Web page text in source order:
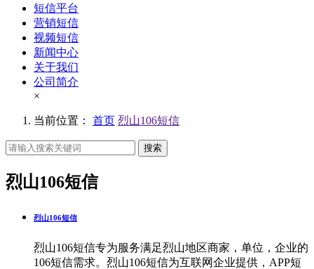
短信平台
营销短信
视频短信
新闻中心
关于我们
公司简介
×
当前位置： 首页 烈山106短信
搜索
烈山106短信
烈山106短信
烈山106短信专为服务满足烈山地区商家，单位，企业的
106短信需求。烈山106短信为互联网企业提供，APP短